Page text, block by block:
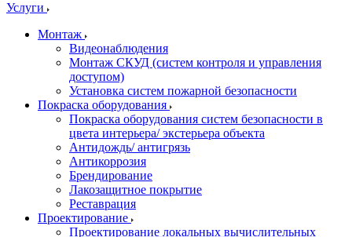
Услуги
Монтаж
Видеонаблюдения
Монтаж СКУД (систем контроля и управления
доступом)
Установка систем пожарной безопасности
Покраска оборудования
Покраска оборудования систем безопасности в
цвета интерьера/ экстерьера объекта
Антидождь/ антигрязь
Антикоррозия
Брендирование
Лакозащитное покрытие
Реставрация
Проектирование
Проектирование локальных вычислительных